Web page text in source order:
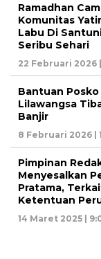
Ramadhan
Komunitas
Labu Di
Seribu Sehari
22 Februari 2026 |
Bantuan Posko
Lilawangsa
Banjir
8 Februari 2026 |
Pimpinan
Menyesalkan
Pratama,
Ketentuan
14 Maret 2025 |